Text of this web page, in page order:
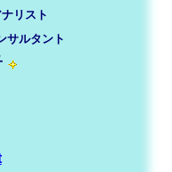
リスト
サルタント